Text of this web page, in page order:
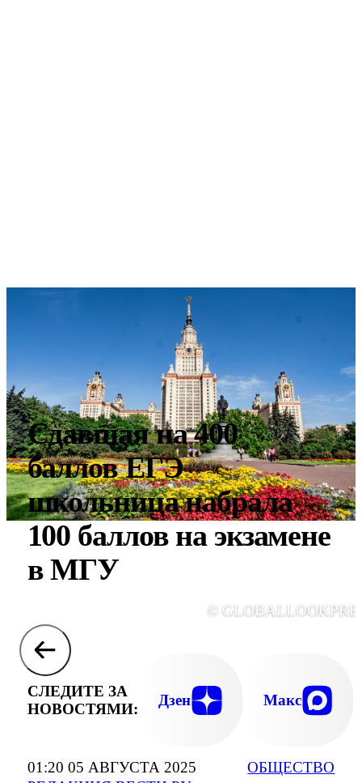
01:20 05 АВГУСТА 2025
ОБЩЕСТВО
Сдавшая на 400
баллов ЕГЭ
школьница набрала
100 баллов на экзамене
в МГУ
©
СЛЕДИТЕ ЗА
НОВОСТЯМИ:
Дзен Макс